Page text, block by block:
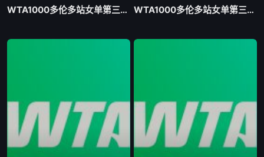
WTA1000多伦多站女单第三轮 萨巴伦卡2-0张帅20260807 WTA1000多伦多站女单第三轮 萨卡里0-2高芙20260808